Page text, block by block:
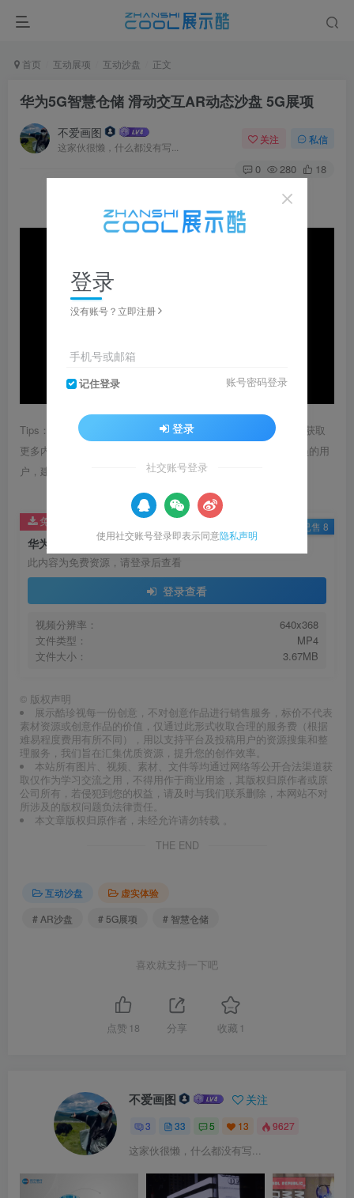
首页 互动展项 互动沙盘 正文
华为5G智慧仓储 滑动交互AR动态沙盘 5G展项
不爱画图
这家伙很懒，什么都没有写...
关注 私信
0 280 18
Tips：1.内容图片或视频可能会有压缩，若文章提供下载服务，获取
更多内容（无展示酷水印）可在下方下载； 2.没有百度网盘会员的用
户，建议用123云盘可获得更快的下载速度。
华为5G智慧仓储 滑动交互AR动态沙盘 5G展项
此内容为免费资源，请登录后查看
登录查看
视频分辨率：
640x368
文件类型：
MP4
文件大小：
3.67MB
免费资源 已售 8
© 版权声明
展示酷珍视每一份创意，不对创意作品进行销售服务，标价不代表
素材资源或创意作品的价值，仅通过此形式收取合理的服务费（根据
难易程度费用有所不同），用以支持平台及投稿用户的资源搜集和整
理服务，我们旨在汇集优质资源，提升您的创作效率。
本站所有图片、视频、素材、文件等均通过网络等公开合法渠道获
取仅作为学习交流之用，不得用作于商业用途，其版权归原作者或原
公司所有，若侵犯到您的权益，请及时与我们联系删除，本网站不对
所涉及的版权问题负法律责任。
本文章版权归原作者，未经允许请勿转载 。
THE END
互动沙盘
虚实体验
# AR沙盘
# 5G展项 # 智慧仓储
喜欢就支持一下吧
点赞 18 分享 收藏 1
不爱画图 关注
3 33 5 13 9627
这家伙很懒，什么都没有写...
登录
没有账号？立即注册
手机号或邮箱
记住登录 账号密码登录
登录
社交账号登录
使用社交账号登录即表示同意隐私声明